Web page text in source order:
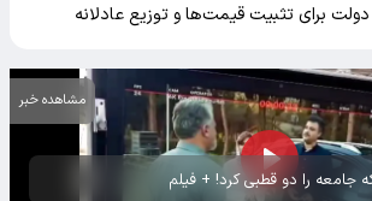
برای تثبیت قیمت‌ها و توزیع عادلانه
جامعه را دو قطبی کرد! + فیلم
مشاهده خبر